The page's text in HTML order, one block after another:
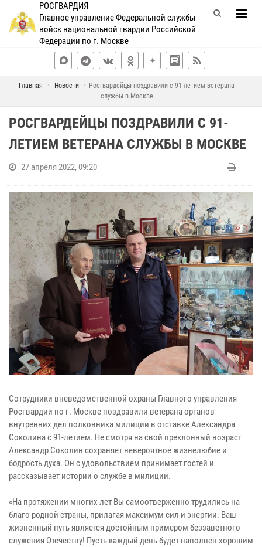
РОСГВАРДИЯ
Главное управление Федеральной службы
войск национальной гвардии Российской
Федерации по г. Москве
Главная Новости
Росгвардейцы поздравили с 91-летием ветерана
службы в Москве
РОСГВАРДЕЙЦЫ ПОЗДРАВИЛИ С 91-
ЛЕТИЕМ ВЕТЕРАНА СЛУЖБЫ В МОСКВЕ
27 апреля 2022, 09:20
Сотрудники вневедомственной охраны Главного управления
Росгвардии по г. Москве поздравили ветерана органов
внутренних дел полковника милиции в отставке Александра
Соколина с 91-летием. Не смотря на свой преклонный возраст
Александр Соколин сохраняет невероятное жизнелюбие и
бодрость духа. Он с удовольствием принимает гостей и
рассказывает истории о службе в милиции.
«На протяжении многих лет Вы самоотверженно трудились на
благо родной страны, прилагая максимум сил и энергии. Ваш
жизненный путь является достойным примером беззаветного
служения Отечеству! Пусть каждый день будет наполнен хорошим